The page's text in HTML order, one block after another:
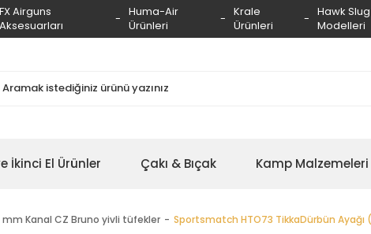
FX Airguns
Aksesuarları
Huma-Air
Ürünleri
Krale
Ürünleri
Hawk
Modelleri
İkinci El Ürünler Çakı & Bıçak Kamp Malzemeleri
mm Kanal CZ Bruno yivli tüfekler Sportsmatch HTO73 TikkaDürbün